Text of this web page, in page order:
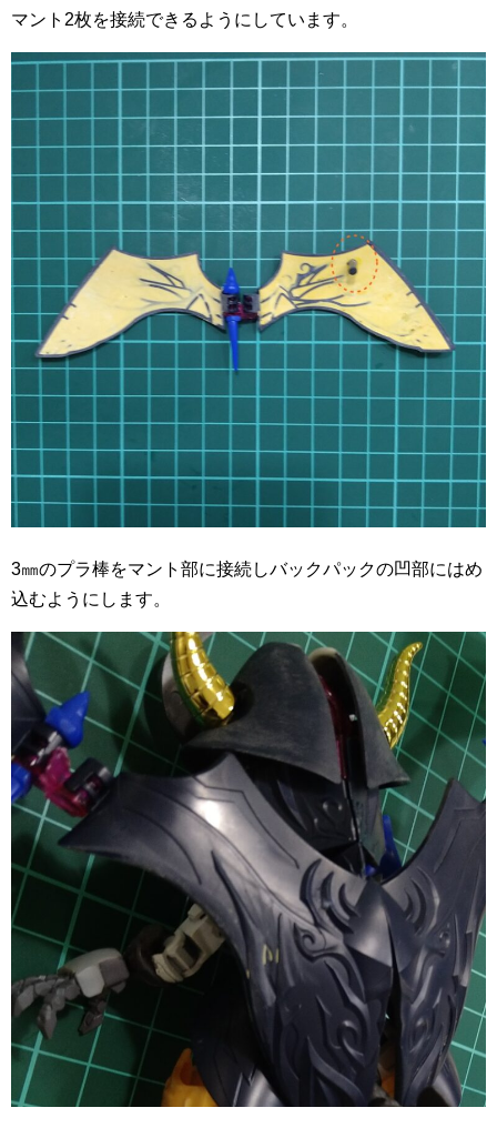
マント2枚を接続できるようにしています。
3㎜のプラ棒をマント部に接続しバックパックの凹部にはめ
込むようにします。